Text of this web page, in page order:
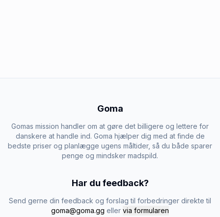
Goma
Gomas mission handler om at gøre det billigere og lettere for
danskere at handle ind. Goma hjælper dig med at finde de
bedste priser og planlægge ugens måltider, så du både sparer
penge og mindsker madspild.
Har du feedback?
Send gerne din feedback og forslag til forbedringer direkte til
goma@goma.gg eller via formularen